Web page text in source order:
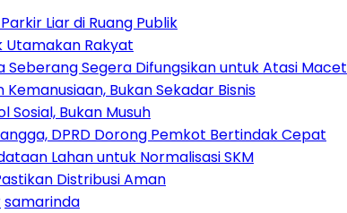
Liar di Ruang Publik
Utamakan Rakyat
Seberang Segera Difungsikan untuk Atasi Macet
Bukan Sekadar Bisnis
Bukan Musuh
DPRD Dorong Pemkot Bertindak Cepat
Lahan untuk Normalisasi SKM
Distribusi Aman
samarinda